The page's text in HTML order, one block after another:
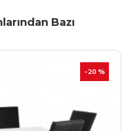
Bazı
İNDIRIM
-20 %